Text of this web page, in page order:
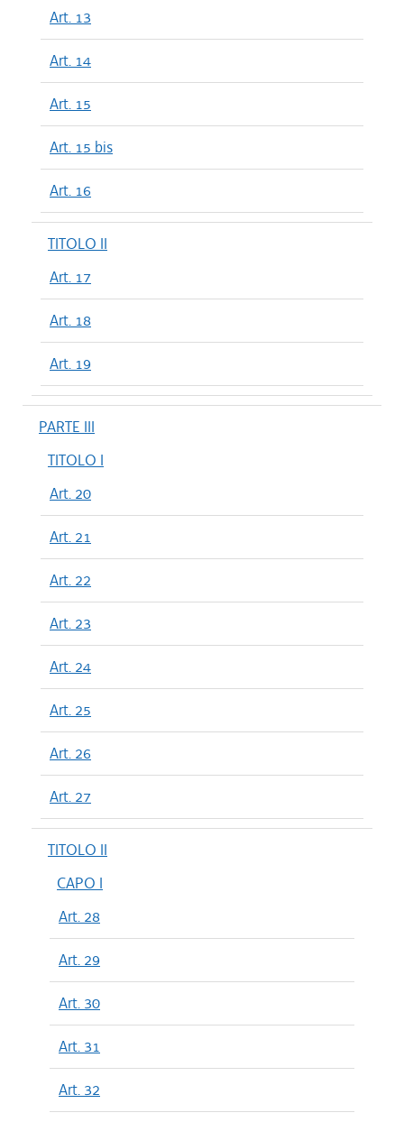
Art. 13
Art. 14
Art. 15
Art. 15 bis
Art. 16
TITOLO II
Art. 17
Art. 18
Art. 19
PARTE III
TITOLO I
Art. 20
Art. 21
Art. 22
Art. 23
Art. 24
Art. 25
Art. 26
Art. 27
TITOLO II
CAPO I
Art. 28
Art. 29
Art. 30
Art. 31
Art. 32